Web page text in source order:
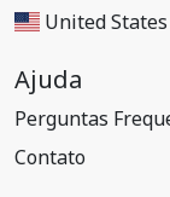
United States
Ajuda
Perguntas
Contato